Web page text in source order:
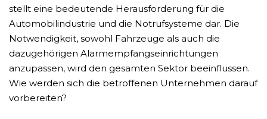
stellt eine bedeutende Herausforderung für die
Automobilindustrie und die Notrufsysteme dar. Die
Notwendigkeit, sowohl Fahrzeuge als auch die
dazugehörigen Alarmempfangseinrichtungen
anzupassen, wird den gesamten Sektor beeinflussen.
Wie werden sich die betroffenen Unternehmen darauf
vorbereiten?